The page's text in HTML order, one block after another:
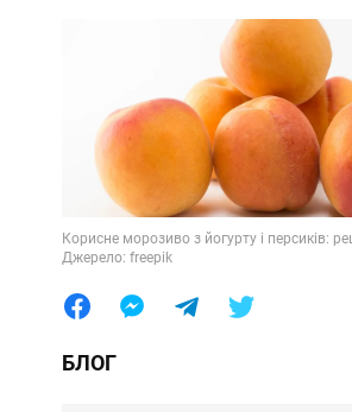
Лайфхаки
Корисне морозиво з йогурту і персиків:
Джерело: freepik
БЛОГ